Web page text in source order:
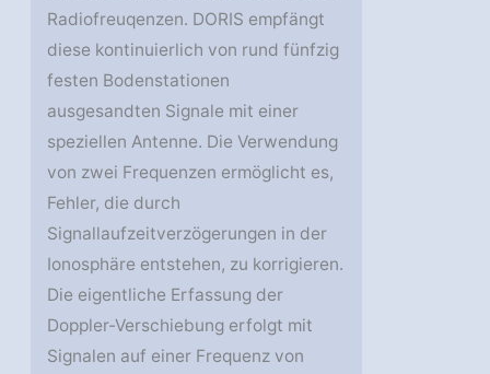
Radiofreuqenzen. DORIS empfängt
diese kontinuierlich von rund fünfzig
festen Bodenstationen
ausgesandten Signale mit einer
speziellen Antenne. Die Verwendung
von zwei Frequenzen ermöglicht es,
Fehler, die durch
Signallaufzeitverzögerungen in der
Ionosphäre entstehen, zu korrigieren.
Die eigentliche Erfassung der
Doppler-Verschiebung erfolgt mit
Signalen auf einer Frequenz von